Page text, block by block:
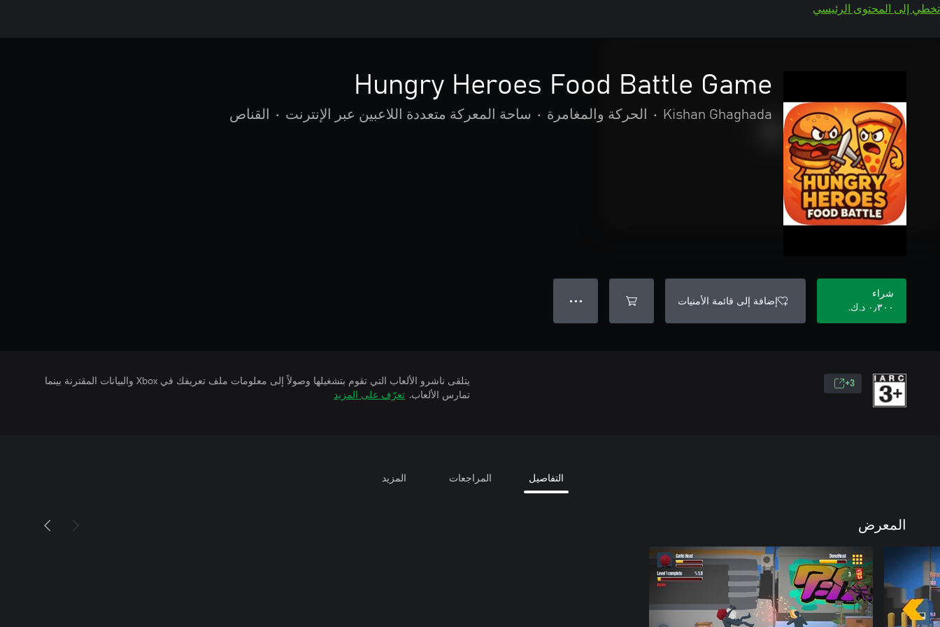
تخطي إلى المحتوى الرئيسي
Hungry Heroes Food Battle Game
Kishan Ghaghada
• الحركة والمغامرة • ساحة المعركة متعددة اللاعبين عبر الإنترنت • القناص
شراء
٠٫٣٠٠ د.ك.‏
إضافة إلى قائمة الأمنيات ● ● ●
3+
يتلقى ناشرو الألعاب التي تقوم بتشغيلها وصولاً إلى معلومات ملف تعريفك في Xbox والبيانات المقترنة بينما
تمارس الألعاب. تعرّف على المزيد
التفاصيل المراجعات المزيد
المعرض